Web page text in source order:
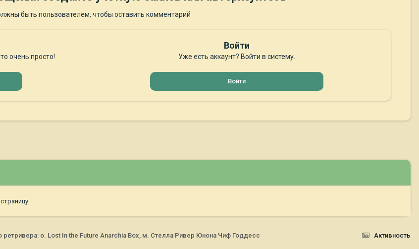
быть пользователем, чтобы оставить комментарий
очень просто!
Войти
Уже есть аккаунт? Войти в систему.
Войти
Активность
о. Lost In the Future Anarchia Box, м. Стелла Ривер Юнона Чиф Годдесс